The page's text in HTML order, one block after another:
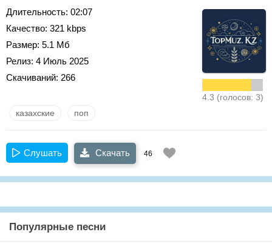
Длительность: 02:07
Качество: 321 kbps
Размер: 5.1 Мб
Релиз: 4 Июль 2025
Скачиваний: 266
4.3 (голосов: 3)
казахские поп
Слушать Скачать 46
Популярные песни